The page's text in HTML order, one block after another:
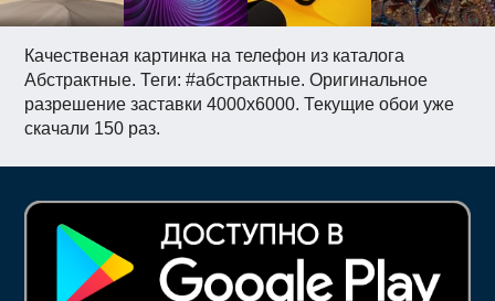
Качественая картинка на телефон из каталога
Абстрактные. Теги: #абстрактные. Оригинальное
разрешение заставки 4000x6000. Текущие обои уже
скачали 150 раз.